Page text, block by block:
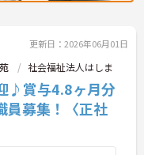
更新日：2026年06月01日
社会福祉法人はしま
♪賞与4.8ヶ月分
員募集！〈正社